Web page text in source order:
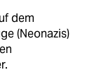
dem
(Neonazis)